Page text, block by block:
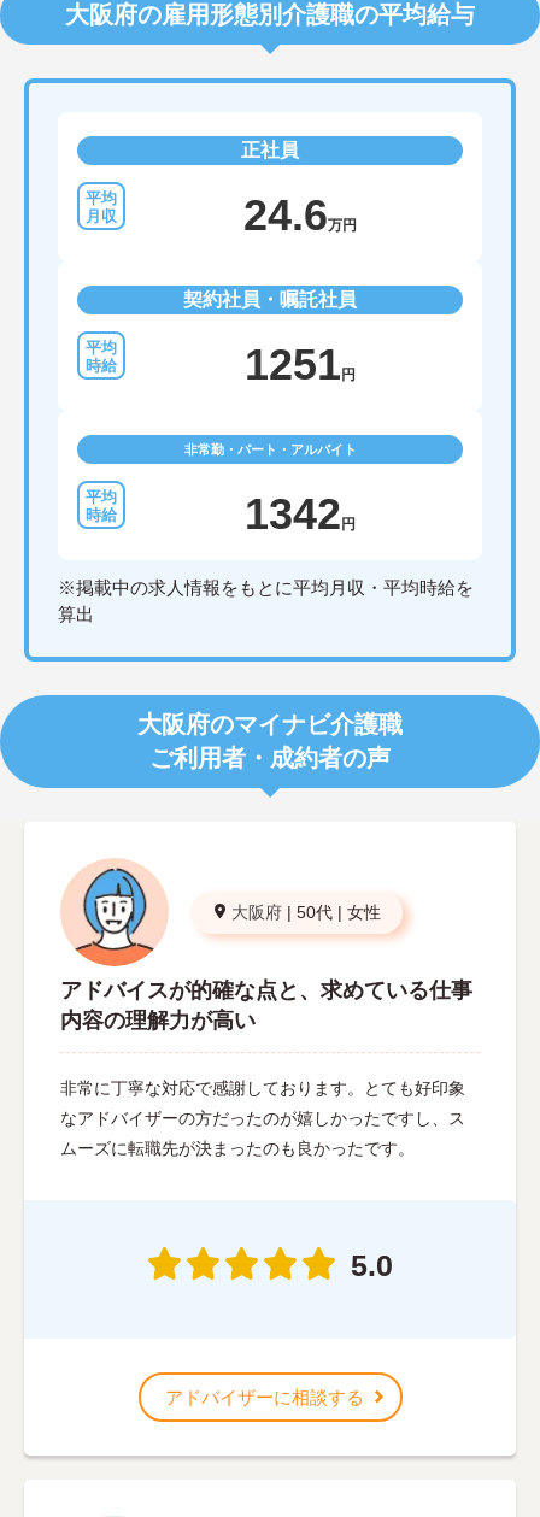
大阪府の雇用形態別介護職の平均給与
正社員
24.6万円
契約社員・嘱託社員
1251 円
非常勤・パート・アルバイト
1342 円
※掲載中の求人情報をもとに平均月収・平均時給を
算出
大阪府のマイナビ介護職
ご利用者・成約者の声
大阪府 | 50代 | 女性
アドバイスが的確な点と、求めている仕事
内容の理解力が高い
非常に丁寧な対応で感謝しております。とても好印象
なアドバイザーの方だったのが嬉しかったですし、ス
ムーズに転職先が決まったのも良かったです。
5.0
アドバイザーに相談する